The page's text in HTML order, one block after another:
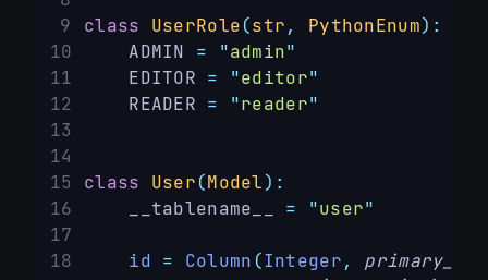
class UserRole(str, PythonEnum):
    ADMIN
= "admin"
    EDITOR
= "editor"
    READER
= "reader"
class User(Model):
    __tablename__
= "user"
id = Column (Integer, primary_key